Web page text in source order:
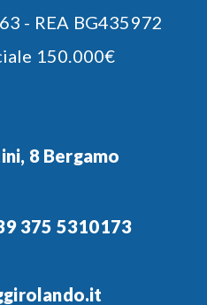
- REA BG435972
150.000€
8 Bergamo
375 5310173